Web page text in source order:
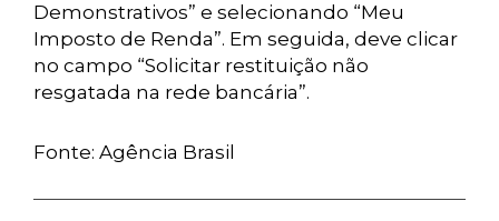
Demonstrativos” e selecionando “Meu
Imposto de Renda”. Em seguida, deve clicar
no campo “Solicitar restituição não
resgatada na rede bancária”.
Fonte: Agência Brasil